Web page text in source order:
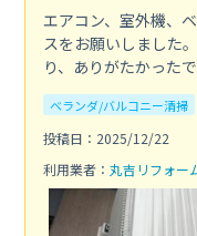
エアコン、室外機、
スをお願いしました
り、ありがたかったで
ベランダ/バルコニー清掃
投稿日：2025/12/22
利用業者： 丸吉リフォー